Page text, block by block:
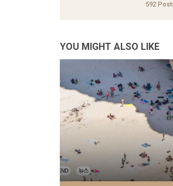
592
YOU MIGHT ALSO LIKE